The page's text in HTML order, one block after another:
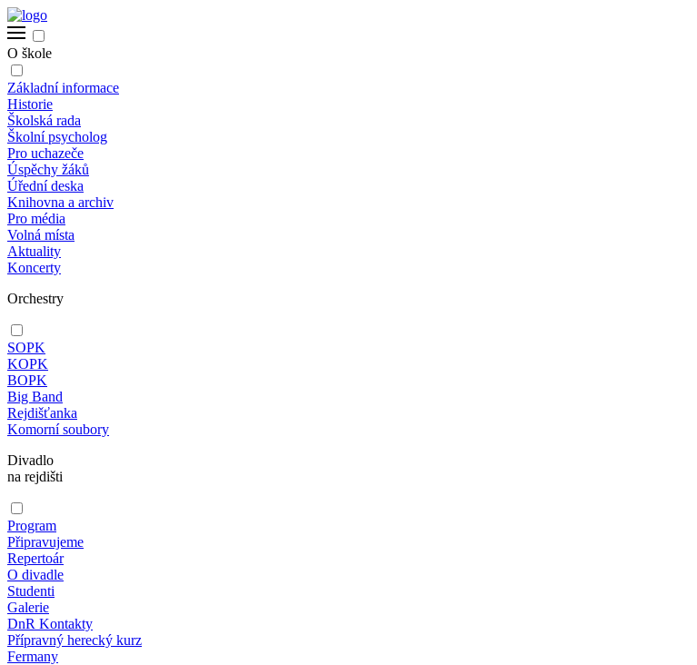
O škole
Základní informace
Historie
Školská rada
Školní psycholog
Pro uchazeče
Úspěchy žáků
Úřední deska
Knihovna a archiv
Pro média
Volná místa
Aktuality
Koncerty
Orchestry
SOPK
KOPK
BOPK
Big Band
Rejdišťanka
Komorní soubory
Divadlo
na rejdišti
Program
Připravujeme
Repertoár
O divadle
Studenti
Galerie
DnR Kontakty
Přípravný herecký kurz
Fermany